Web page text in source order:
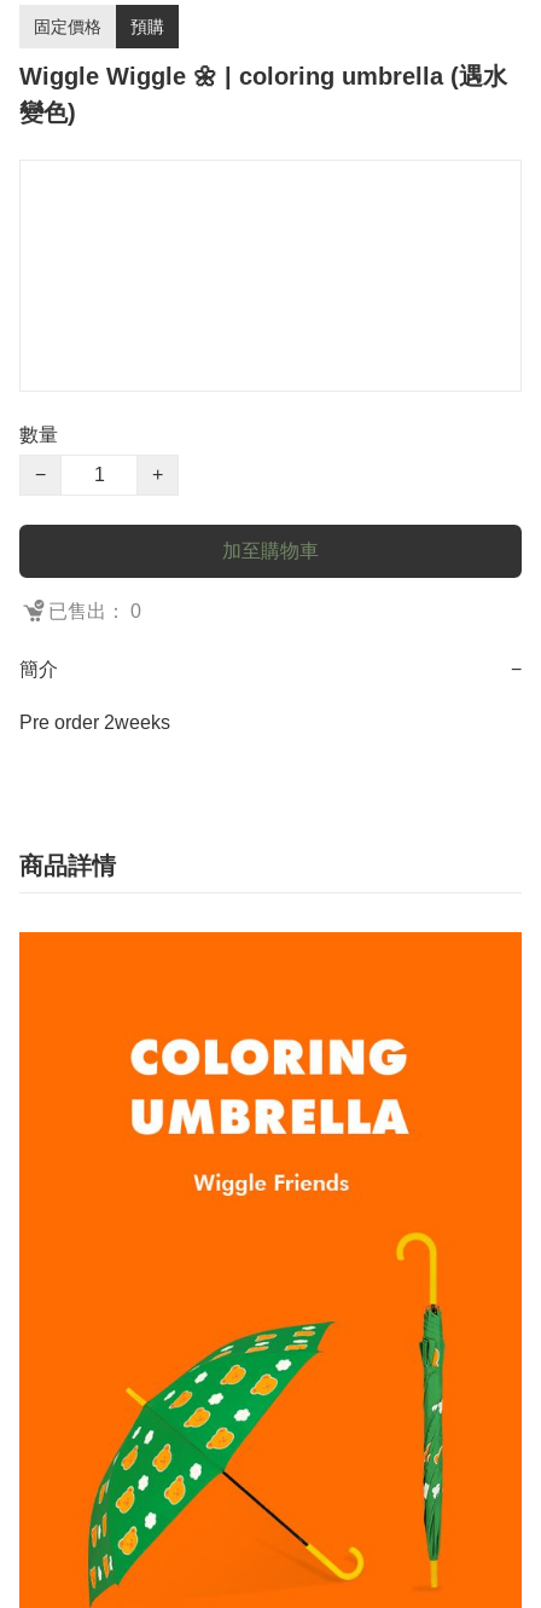
固定價格 預購
Wiggle Wiggle 🌼 | coloring umbrella (遇水
變色)
數量
−
+
加至購物車
已售出： 0
簡介 −
Pre order 2weeks
商品詳情